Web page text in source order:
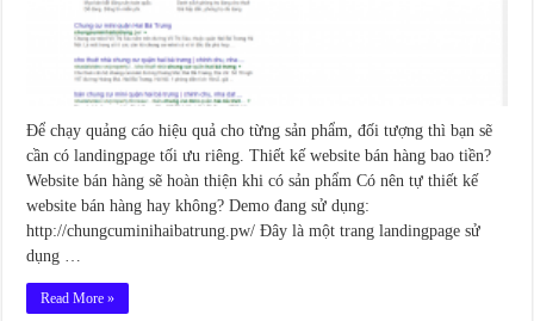
Để chạy quảng cáo hiệu quả cho từng sản phẩm, đối tượng thì bạn sẽ
cần có landingpage tối ưu riêng. Thiết kế website bán hàng bao tiền?
Website bán hàng sẽ hoàn thiện khi có sản phẩm Có nên tự thiết kế
website bán hàng hay không? Demo đang sử dụng:
http://chungcuminihaibatrung.pw/ Đây là một trang landingpage sử
dụng …
Read More »